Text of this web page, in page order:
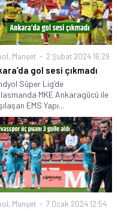
, Manşet 2 Şubat 2024 16:29
gol sesi çıkmadı
Süper Lig’de
MKE Ankaragücü ile
EMS Yapı...
, Manşet 7 Ocak 2024 12:54